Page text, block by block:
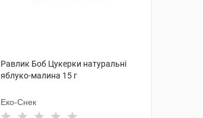
Равлик Боб Цукерки натуральні
яблуко-малина 15 г
Еко-Снек